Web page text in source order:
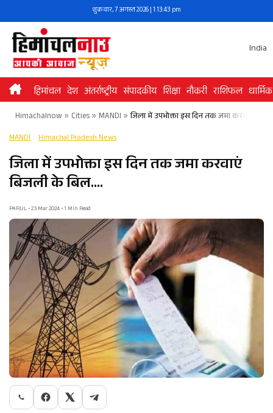
to
content
शुक्रवार, 7 अगस्त 2026 | 1:13:43 pm
India
हिमांचल देश अंतर्राष्ट्रीय संपादकीय शिक्षा नौकरी राशिफल धार्मिक
Himachalnow» Cities» MANDI » जिला में उपभोक्ता इस दिन तक जमा करवाएं
MANDI Himachal Pradesh News
जिला में उपभोक्ता इस दिन तक जमा करवाएं
बिजली के बिल….
PARUL • 23 Mar 2024 • 1 Min Read